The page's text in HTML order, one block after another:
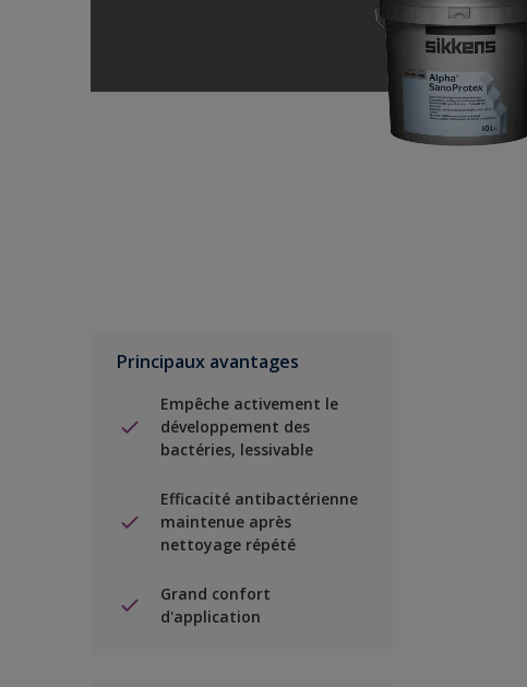
Principaux avantages
Empêche activement le
développement des
bactéries, lessivable
Efficacité antibactérienne
maintenue après
nettoyage répété
Grand confort
d'application